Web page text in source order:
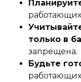
только в
запрещена.
Будьте